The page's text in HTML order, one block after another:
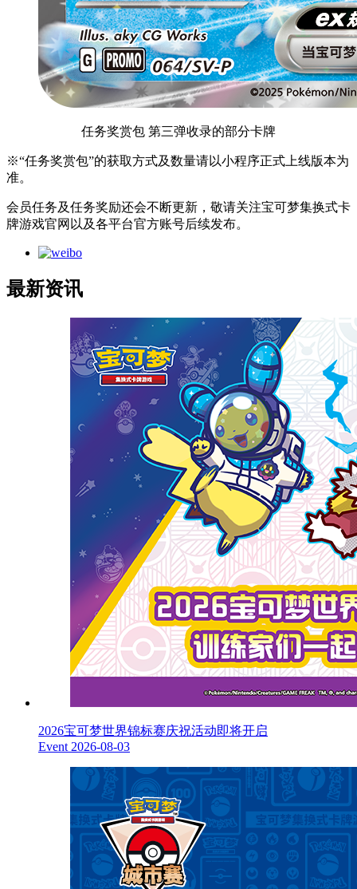
任务奖赏包 第三弹收录的部分卡牌
※“任务奖赏包”的获取方式及数量请以小程序正式上线版本为
准。
会员任务及任务奖励还会不断更新，敬请关注宝可梦集换式卡
牌游戏官网以及各平台官方账号后续发布。
最新资讯
2026宝可梦世界锦标赛庆祝活动即将开启
Event 2026-08-03